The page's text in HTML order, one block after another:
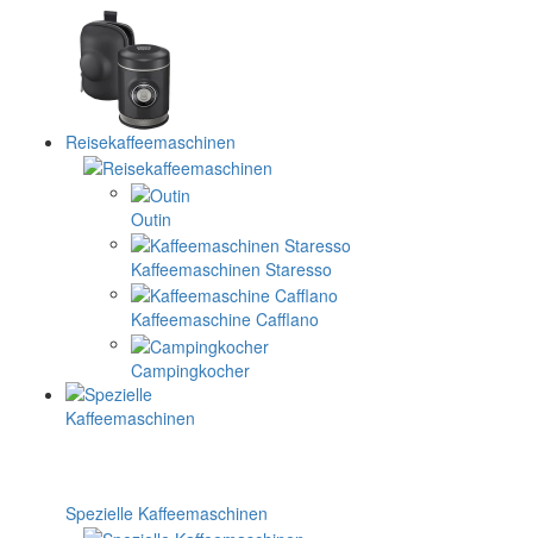
Reisekaffeemaschinen
Outin
Kaffeemaschinen Staresso
Kaffeemaschine Cafflano
Campingkocher
Spezielle Kaffeemaschinen